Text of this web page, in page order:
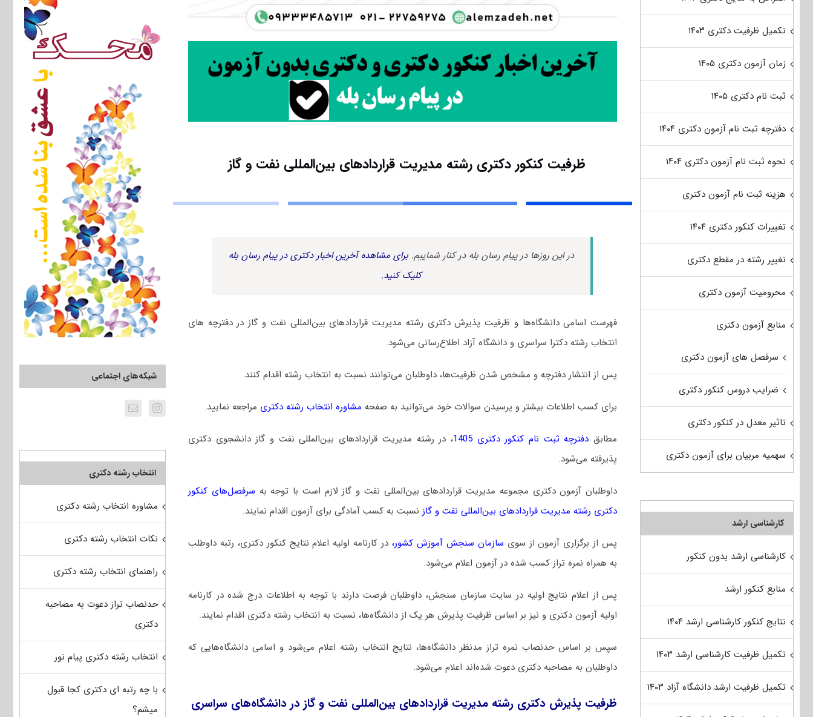
ظرفیت کنکور دکتری رشته ﻣﺪﻳﺮﻳﺖ ﻗﺮاردادﻫﺎی ﺑﻴﻦالمللی ﻧﻔﺖ و ﮔﺎز
در این روزها در پیام رسان بله در کنار شماییم. برای مشاهده آخرین اخبار دکتری در پیام رسان بله
کلیک کنید.
فهرست اسامی دانشگاه‌ها و ظرفیت پذیرش دکتری رشته ﻣﺪﻳﺮﻳﺖ ﻗﺮاردادﻫﺎی ﺑﻴﻦالمللی ﻧﻔﺖ و ﮔﺎز در دفترچه های
انتخاب رشته دکترا سراسری و دانشگاه آزاد اطلاع‌رسانی می‌شود.
پس از انتشار دفترچه و مشخص شدن ظرفیت‌ها، داوطلبان می‌توانند نسبت به انتخاب رشته اقدام کنند.
برای کسب اطلاعات بیشتر و پرسیدن سوالات خود می‌توانید به صفحه مشاوره انتخاب رشته دکتری مراجعه نمایید.
مطابق دفترچه ثبت نام کنکور دکتری 1405
، در رشته ﻣﺪﻳﺮﻳﺖ ﻗﺮاردادﻫﺎی ﺑﻴﻦالمللی ﻧﻔﺖ و ﮔﺎز دانشجوی دکتری
پذیرفته می‌شود.
داوطلبان آزمون دکتری مجموعه ﻣﺪﻳﺮﻳﺖ ﻗﺮاردادﻫﺎی ﺑﻴﻦالمللی ﻧﻔﺖ و ﮔﺎز لازم است با توجه به سرفصل‌های کنکور
دکتری رشته ﻣﺪﻳﺮﻳﺖ ﻗﺮاردادﻫﺎی ﺑﻴﻦالمللی ﻧﻔﺖ و ﮔﺎزنسبت به کسب آمادگی برای آزمون اقدام نمایند.
پس از برگزاری آزمون از سوی سازمان سنجش آموزش کشور،در کارنامه اولیه اعلام نتایج کنکور دکتری، رتبه داوطلب
به همراه نمره تراز کسب شده در آزمون اعلام می‌شود.
پس از اعلام نتایج اولیه در سایت سازمان سنجش، داوطلبان فرصت دارند با توجه به اطلاعات درج شده در کارنامه
اولیه آزمون دکتری و نیز بر اساس ظرفیت پذیرش هر یک از دانشگاه‌ها، نسبت به انتخاب رشته دکتری اقدام نمایند.
سپس بر اساس حدنصاب نمره تراز مدنظر دانشگاه‌ها، نتایج انتخاب رشته اعلام می‌شود و اسامی دانشگاه‌هایی که
داوطلبان به مصاحبه دکتری دعوت شده‌اند اعلام می‌شود.
ظرفیت پذیرش دکتری رشته ﻣﺪﻳﺮﻳﺖ ﻗﺮاردادﻫﺎی ﺑﻴﻦالمللی ﻧﻔﺖ و ﮔﺎز در دانشگاه‌های سراسری
شبکه‌های اجتماعی
انتخاب رشته دکتری
مشاوره انتخاب رشته دکتری
نکات انتخاب رشته دکتری
راهنمای انتخاب رشته دکتری
حدنصاب تراز دعوت به مصاحبه
دکتری
انتخاب رشته دکتری پیام نور
با چه رتبه ای دکتری کجا قبول
میشم؟
تکمیل ظرفیت دکتری ۱۴۰۳
زمان آزمون دکتری ۱۴۰۵
ثبت نام دکتری ۱۴۰۵
دفترچه ثبت نام آزمون دکتری ۱۴۰۴
نحوه ثبت نام آزمون دکتری ۱۴۰۴
هزینه ثبت نام آزمون دکتری
تغییرات کنکور دکتری ۱۴۰۴
تغییر رشته در مقطع دکتری
محرومیت آزمون دکتری
منابع آزمون دکتری
سرفصل های آزمون دکتری
ضرایب دروس کنکور دکتری
تاثیر معدل در کنکور دکتری
سهمیه مربیان برای آزمون دکتری
کارشناسی ارشد
کارشناسی ارشد بدون کنکور
منابع کنکور ارشد
نتایج کنکور کارشناسی ارشد ۱۴۰۴
تکمیل ظرفیت کارشناسی ارشد ۱۴۰۳
تکمیل ظرفیت ارشد دانشگاه آزاد ۱۴۰۳